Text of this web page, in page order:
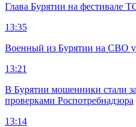
Глава Бурятии на фестивале
13:35
Военный из Бурятии на СВО
13:21
В Бурятии мошенники стали
проверками Роспотребнадзора
13:14